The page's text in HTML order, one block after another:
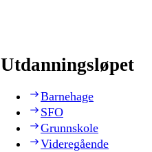
Utdanningsløpet
Barnehage
SFO
Grunnskole
Videregående